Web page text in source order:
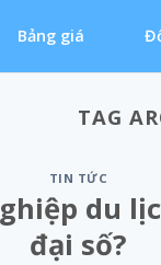
Bảng giá
TAG
TIN TỨC
du
đại số?